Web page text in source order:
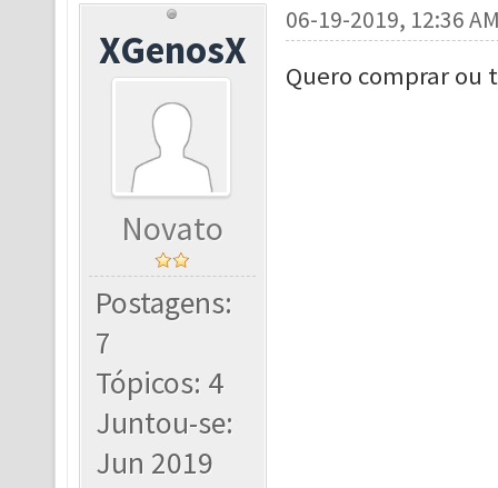
XGenosX
Novato
Postagens:
7
Tópicos: 4
Juntou-se:
Jun 2019
06-19-2019, 12:36
Quero comprar ou